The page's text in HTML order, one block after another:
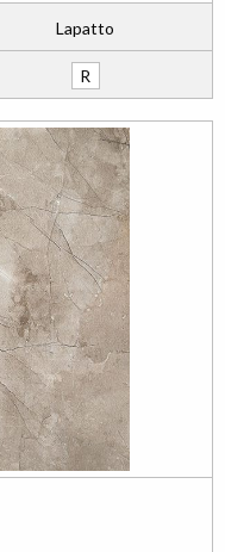
Lapatto
R